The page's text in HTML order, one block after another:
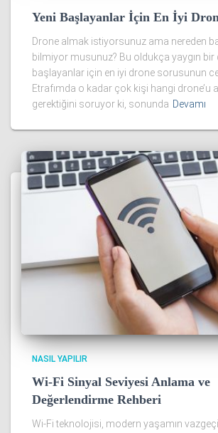
Yeni Başlayanlar İçin En İyi
Drone almak istiyorsunuz ama nereden
bilmiyor musunuz? Bu oldukça yaygın bir
başlayanlar için en iyi drone sorusunun
Etrafımda o kadar çok kişi hangi drone’u
gerektiğini soruyor ki, sonunda Devamı
NASIL YAPILIR
Wi-Fi Sinyal Seviyesi Anlama ve
Değerlendirme Rehberi
Wi-Fi teknolojisi, modern yaşamın